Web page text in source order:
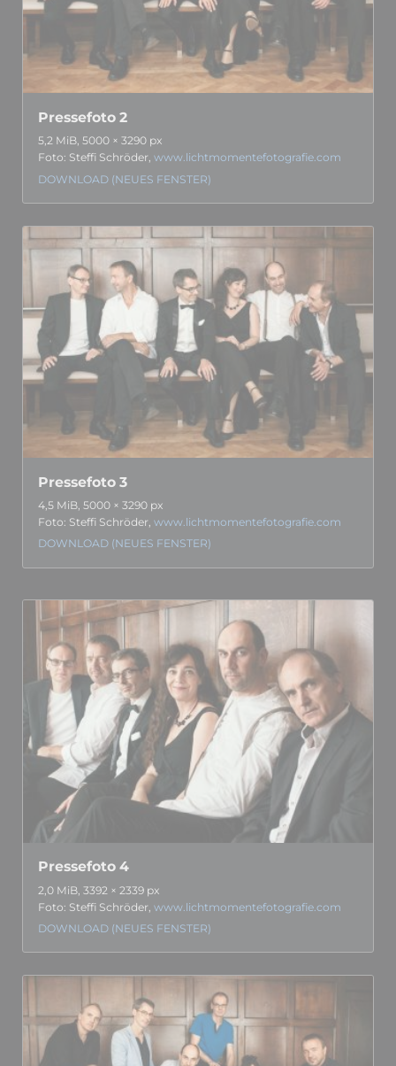
Pressefoto 2
5,2 MiB, 5000 × 3290 px
Foto: Steffi Schröder,www.lichtmomentefotografie.com
DOWNLOAD (NEUES FENSTER)
Pressefoto 3
4,5 MiB, 5000 × 3290 px
Foto: Steffi Schröder,www.lichtmomentefotografie.com
DOWNLOAD (NEUES FENSTER)
Pressefoto 4
2,0 MiB, 3392 × 2339 px
Foto: Steffi Schröder,www.lichtmomentefotografie.com
DOWNLOAD (NEUES FENSTER)